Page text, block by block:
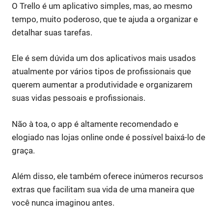
O Trello é um aplicativo simples, mas, ao mesmo
tempo, muito poderoso, que te ajuda a organizar e
detalhar suas tarefas.
Ele é sem dúvida um dos aplicativos mais usados
atualmente por vários tipos de profissionais que
querem aumentar a produtividade e organizarem
suas vidas pessoais e profissionais.
Não à toa, o app é altamente recomendado e
elogiado nas lojas online onde é possível baixá-lo de
graça.
Além disso, ele também oferece inúmeros recursos
extras que facilitam sua vida de uma maneira que
você nunca imaginou antes.